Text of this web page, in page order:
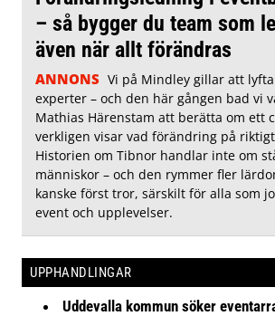
– så bygger du team som
även när allt förändras
ANNONS Vi på Mindley gillar att
experter – och den här gången bad vi
Mathias Härenstam att berätta om ett
verkligen visar vad förändring på
Historien om Tibnor handlar inte om
människor – och den rymmer fler
kanske först tror, särskilt för alla som
event och upplevelser.
UPPHANDLINGAR
Uddevalla kommun söker